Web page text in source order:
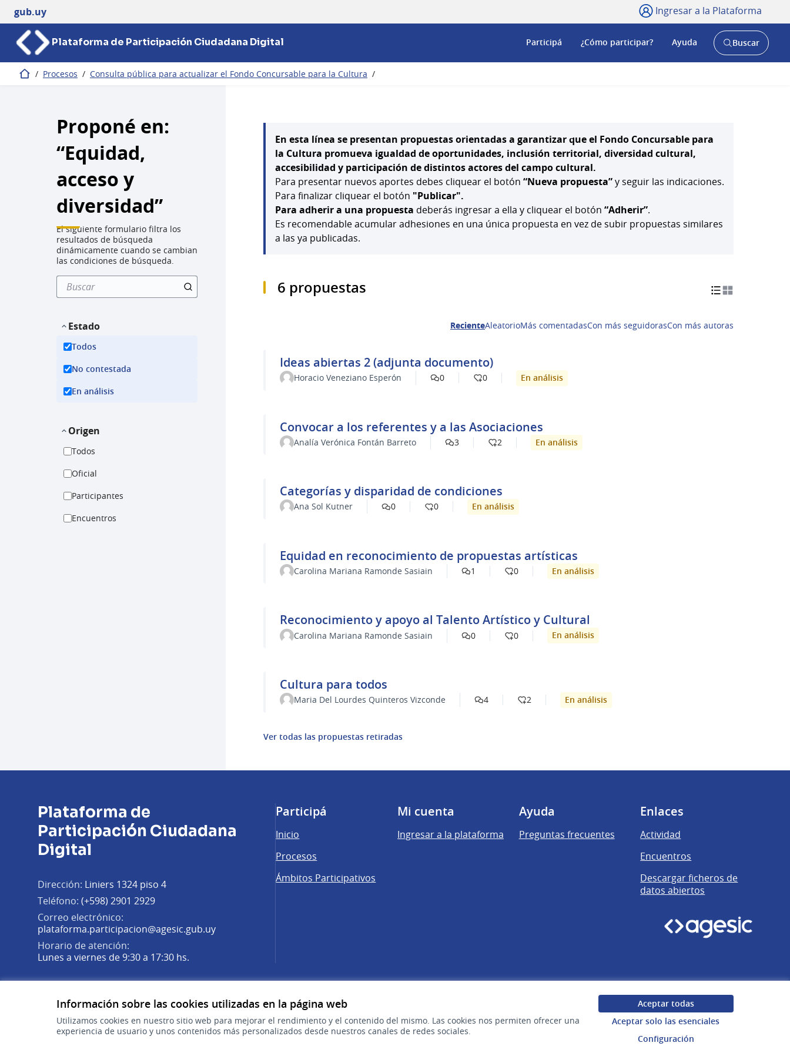
Información sobre las cookies utilizadas en la página web
Utilizamos cookies en nuestro sitio web para mejorar el rendimiento y el contenido del mismo. Las cookies nos permiten ofrecer una
experiencia de usuario y unos contenidos más personalizados desde nuestros canales de redes sociales.
Aceptar todas
Aceptar solo las esenciales
Configuración
gub.uy Ingresar a la Plataforma
Plataforma de Participación Ciudadana Digital Participá ¿Cómo participar? Ayuda
AbrirBuscar
Inicio / Procesos / Consulta pública para actualizar el Fondo Concursable para la Cultura /
Proponé en:
“Equidad,
acceso y
diversidad”
El siguiente formulario filtra los
resultados de búsqueda
dinámicamente cuando se cambian
las condiciones de búsqueda.
Estado
Todos
No contestada
En análisis
Origen
Todos
Oficial
Participantes
Encuentros
En esta línea se presentan propuestas orientadas a garantizar que el Fondo Concursable para
la Cultura promueva igualdad de oportunidades, inclusión territorial, diversidad cultural,
accesibilidad y participación de distintos actores del campo cultural.
Para presentar nuevos aportes debes cliquear el botón “Nueva propuesta”y seguir las indicaciones.
Para finalizar cliquear el botón "Publicar".
Para adherir a una propuesta deberás ingresar a ella y cliquear el botón “Adherir”.
Es recomendable acumular adhesiones en una única propuesta en vez de subir propuestas similares
a las ya publicadas.
6 propuestas
RecienteAleatorioMás comentadasCon más seguidorasCon más autoras
Ideas abiertas 2 (adjunta documento)
Horacio Veneziano Esperón 0 0 En análisis
Convocar a los referentes y a las Asociaciones
Analía Verónica Fontán Barreto 3 2 En análisis
Categorías y disparidad de condiciones
Ana Sol Kutner 0 0 En análisis
Equidad en reconocimiento de propuestas artísticas
Carolina Mariana Ramonde Sasiain 1 0 En análisis
Reconocimiento y apoyo al Talento Artístico y Cultural
Carolina Mariana Ramonde Sasiain 0 0 En análisis
Cultura para todos
Maria Del Lourdes Quinteros Vizconde 4 2 En análisis
Ver todas las propuestas retiradas
Plataforma de
Participación Ciudadana
Digital
Dirección: Liniers 1324 piso 4
Teléfono: (+598) 2901 2929
Correo electrónico:
plataforma.participacion@agesic.gub.uy(Abrir en una pestaña nueva)
Horario de atención:
Lunes a viernes de 9:30 a 17:30 hs.
(Enlace externo)
(Enlace externo)
(Enlace externo)
Participá
Inicio
Procesos
Ámbitos Participativos
Mi cuenta
Ingresar a la plataforma
Ayuda
Preguntas frecuentes
Enlaces
Actividad
Encuentros
Descargar ficheros de
datos abiertos
Web creada con